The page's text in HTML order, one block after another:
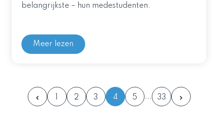
belangrijkste – hun medestudenten.
Meer lezen
2 3 4 5 33